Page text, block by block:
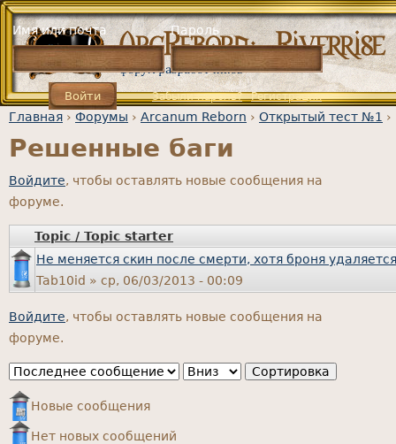
Jump to navigation
Вы здесь
Главная › Форумы › Arcanum Reborn › Открытый тест №1 ›
Решенные баги
Войдите, чтобы оставлять новые сообщения на
форуме.
Topic / Topic starter
Не меняется скин после смерти, хотя броня удаляется
Tab10id » ср, 06/03/2013 - 00:09
Войдите, чтобы оставлять новые сообщения на
форуме.
Сортировка по Сортировка
Новые сообщения
Нет новых сообщений
Имя или почта Пароль
Регистрация
Забыли пароль?